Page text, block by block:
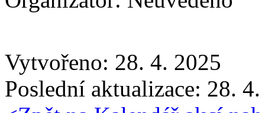
Vytvořeno: 28. 4. 2025
Poslední aktualizace: 28.